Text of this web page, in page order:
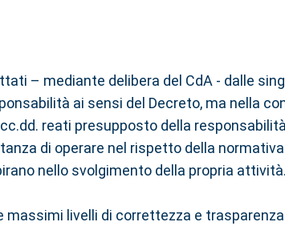
– mediante delibera del CdA - dalle
ai sensi del Decreto, ma nella
reati presupposto della
di operare nel rispetto della
nello svolgimento della propria attività.
livelli di correttezza e